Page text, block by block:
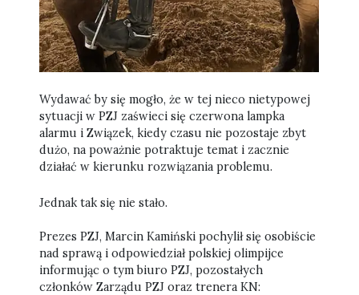
Wydawać by się mogło, że w tej nieco nietypowej
sytuacji w PZJ zaświeci się czerwona lampka
alarmu i Związek, kiedy czasu nie pozostaje zbyt
dużo, na poważnie potraktuje temat i zacznie
działać w kierunku rozwiązania problemu.
Jednak tak się nie stało.
Prezes PZJ, Marcin Kamiński pochylił się osobiście
nad sprawą i odpowiedział polskiej olimpijce
informując o tym biuro PZJ, pozostałych
członków Zarządu PZJ oraz trenera KN: